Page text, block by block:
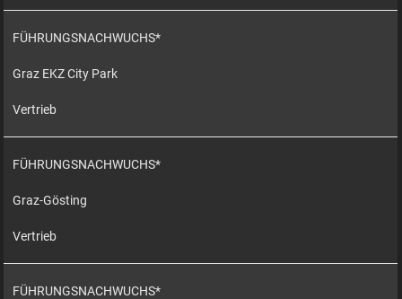
FÜHRUNGSNACHWUCHS*
Graz EKZ City Park
Vertrieb
FÜHRUNGSNACHWUCHS*
Graz-Gösting
Vertrieb
FÜHRUNGSNACHWUCHS*